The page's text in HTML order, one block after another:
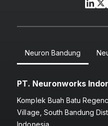
Neuron Bandung
PT. Neuronworks
Komplek Buah Batu
Village, South Bandung
Indonesia.